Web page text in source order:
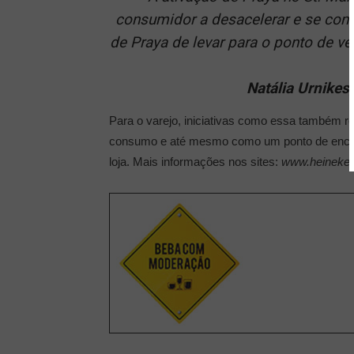
consumidor a desacelerar e se
de Praya de levar para o ponto de
Natália
Para o varejo, iniciativas como essa também
consumo e até mesmo como um ponto de
loja. Mais informações nos sites: